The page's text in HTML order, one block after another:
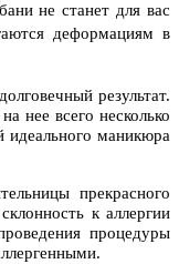
не станет для вас
деформациям в
результат.
нее всего несколько
идеального маникюра
прекрасного
к аллергии
процедуры